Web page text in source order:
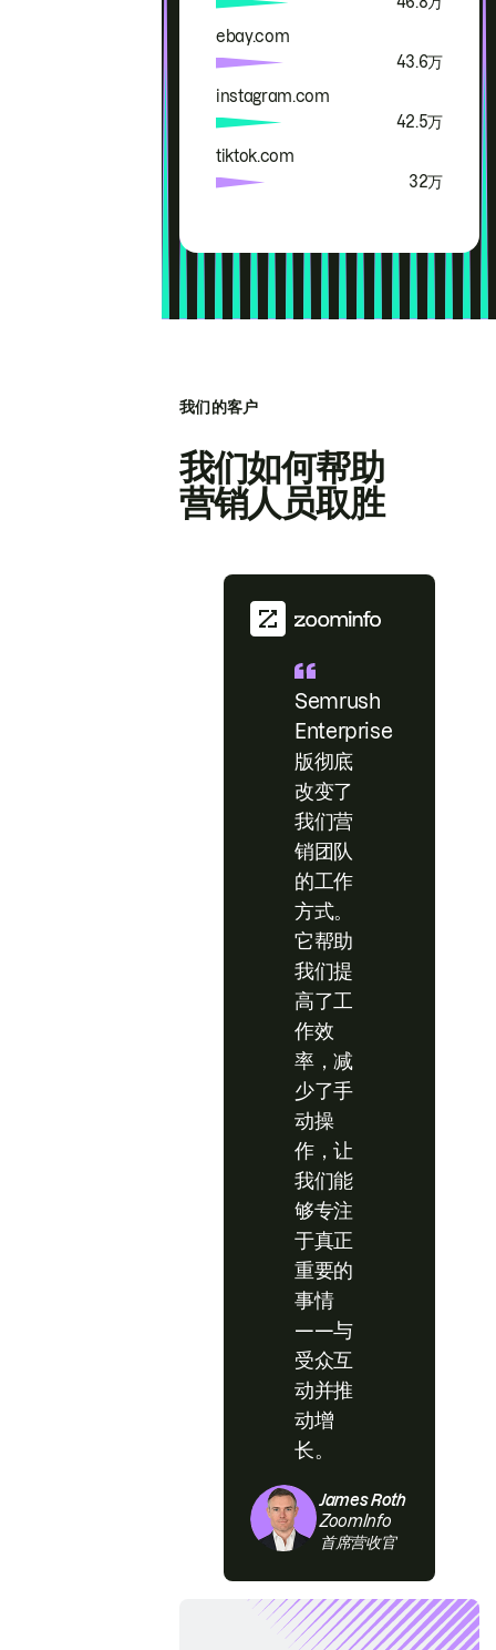
ebay.com
43.6万
instagram.com
42.5万
tiktok.com
32万
我们的客户
我们如何帮助
营销人员取胜
Semrush
Enterprise
版彻底
改变了
我们营
销团队
的工作
方式。
它帮助
我们提
高了工
作效
率，减
少了手
动操
作，让
我们能
够专注
于真正
重要的
事情
——与
受众互
动并推
动增
长。
James Roth
ZoomInfo
首席营收官